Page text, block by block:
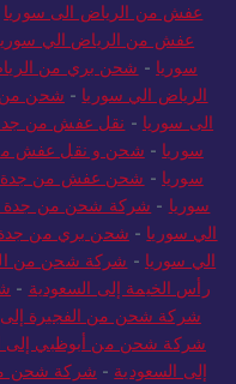
عفش من الرياض الى سوريا
عفش من الرياض الي
سوريا - شحن بري من
الرياض الي سوريا - شحن من
الى سوريا - نقل عفش من
سوريا - شحن و نقل عفش
سوريا - شحن عفش من جدة
سوريا - شركة شحن من جدة
الي سوريا - شحن بري من جدة
الي سوريا - شركة شحن من
رأس الخيمة إلى السعودية -
شركة شحن من الفجيرة إلى
شركة شحن من أبوظبي إلى
إلى السعودية - شركة شحن